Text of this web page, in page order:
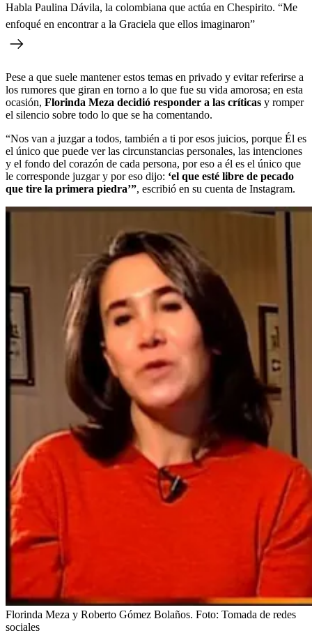
Habla Paulina Dávila, la colombiana que actúa en Chespirito. “Me
enfoqué en encontrar a la Graciela que ellos imaginaron”
Pese a que suele mantener estos temas en privado y evitar referirse a
los rumores que giran en torno a lo que fue su vida amorosa; en esta
ocasión, Florinda Meza decidió responder a las críticas y romper
el silencio sobre todo lo que se ha comentando.
“Nos van a juzgar a todos, también a ti por esos juicios, porque Él es
el único que puede ver las circunstancias personales, las intenciones
y el fondo del corazón de cada persona, por eso a él es el único que
le corresponde juzgar y por eso dijo: ‘el que esté libre de pecado
que tire la primera piedra’”, escribió en su cuenta de Instagram.
Florinda Meza y Roberto Gómez Bolaños. Foto: Tomada de redes
sociales